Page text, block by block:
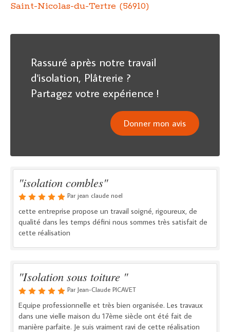
Saint-Nicolas-du-Tertre (56910)
Rassuré après notre travail
d'isolation, Plâtrerie ?
Partagez votre expérience !
Donner mon avis
"isolation combles"
Par jean claude noel
cette entreprise propose un travail soigné, rigoureux, de
qualité dans les temps défini nous sommes très satisfait de
cette réalisation
"Isolation sous toiture "
Par Jean-Claude PICAVET
Equipe professionnelle et très bien organisée. Les travaux
dans une vielle maison du 17ème siècle ont été fait de
manière parfaite. Je suis vraiment ravi de cette réalisation